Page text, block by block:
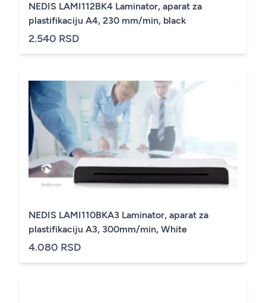
NEDIS LAMI112BK4 Laminator, aparat za
plastifikaciju A4, 230 mm/min, black
2.540 RSD
NEDIS LAMI110BKA3 Laminator, aparat za
plastifikaciju A3, 300mm/min, White
4.080 RSD